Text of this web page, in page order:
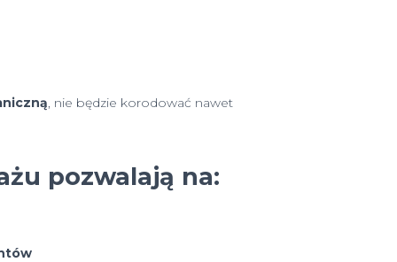
, nie będzie korodować nawet
pozwalają na: